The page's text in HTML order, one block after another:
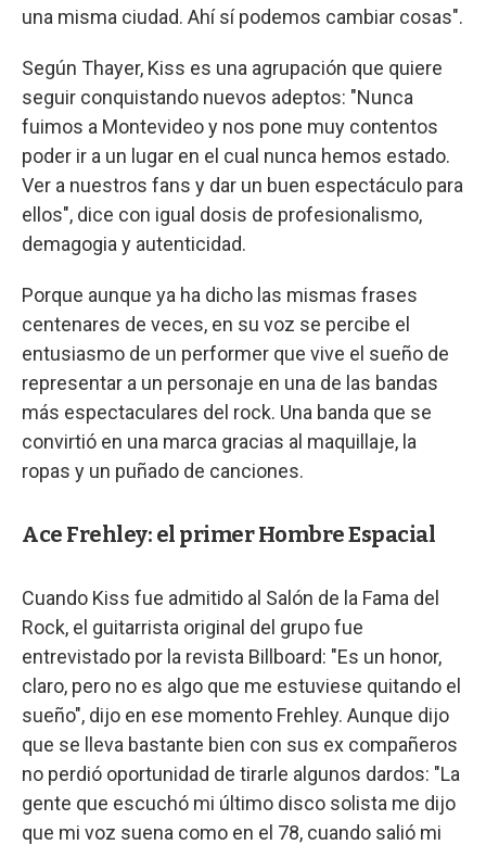
una misma ciudad. Ahí sí podemos cambiar cosas".
Según Thayer, Kiss es una agrupación que quiere
seguir conquistando nuevos adeptos: "Nunca
fuimos a Montevideo y nos pone muy contentos
poder ir a un lugar en el cual nunca hemos estado.
Ver a nuestros fans y dar un buen espectáculo para
ellos", dice con igual dosis de profesionalismo,
demagogia y autenticidad.
Porque aunque ya ha dicho las mismas frases
centenares de veces, en su voz se percibe el
entusiasmo de un performer que vive el sueño de
representar a un personaje en una de las bandas
más espectaculares del rock. Una banda que se
convirtió en una marca gracias al maquillaje, la
ropas y un puñado de canciones.
Ace Frehley: el primer Hombre Espacial
Cuando Kiss fue admitido al Salón de la Fama del
Rock, el guitarrista original del grupo fue
entrevistado por la revista Billboard: "Es un honor,
claro, pero no es algo que me estuviese quitando el
sueño", dijo en ese momento Frehley. Aunque dijo
que se lleva bastante bien con sus ex compañeros
no perdió oportunidad de tirarle algunos dardos: "La
gente que escuchó mi último disco solista me dijo
que mi voz suena como en el 78, cuando salió mi